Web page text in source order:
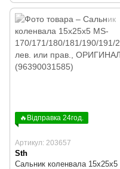
🔥Відправка 24год.
Артикул: 203657
Sth
Сальник коленвала 15x25x5